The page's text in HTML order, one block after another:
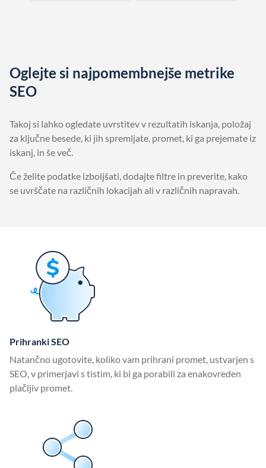
Oglejte si najpomembnejše metrike
SEO
Takoj si lahko ogledate uvrstitev v rezultatih iskanja, položaj
za ključne besede, ki jih spremljate, promet, ki ga prejemate iz
iskanj, in še več.
Če želite podatke izboljšati, dodajte filtre in preverite, kako
se uvrščate na različnih lokacijah ali v različnih napravah.
Prihranki SEO
Natančno ugotovite, koliko vam prihrani promet, ustvarjen s
SEO, v primerjavi s tistim, ki bi ga porabili za enakovreden
plačljiv promet.